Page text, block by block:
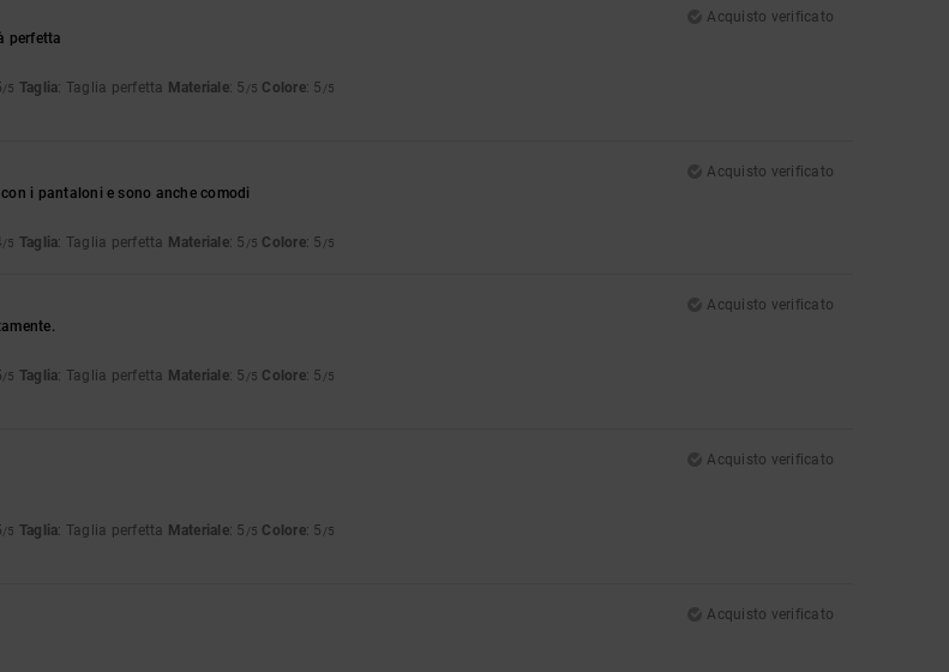
Acquisto verificato
perfetta
/5 Taglia: Taglia perfetta Materiale: 5 /5 Colore: 5 /5
Acquisto verificato
i pantaloni e sono anche comodi
/5 Taglia: Taglia perfetta Materiale: 5 /5 Colore: 5 /5
Acquisto verificato
/5 Taglia: Taglia perfetta Materiale: 5 /5 Colore: 5 /5
Acquisto verificato
/5 Taglia: Taglia perfetta Materiale: 5 /5 Colore: 5 /5
Acquisto verificato